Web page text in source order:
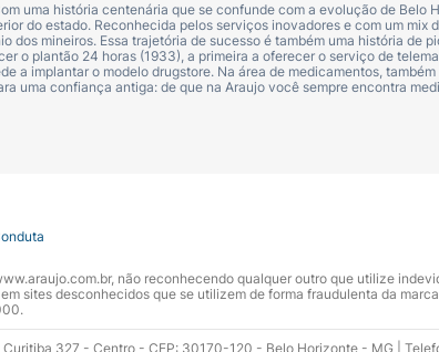
(óleo de canola e óleo de girassol),
da soja), citrato de potássio,
de cobre, nicotinamida, acetato de retinila,
de DL-alfa-tocoferila, cloridrato de cloreto
iodeto de potássio, cloreto de cromo (III),
NÃO CONTÉM GLÚTEN. ALÉRGICOS:
com necessidades específicas e deve ser
uma história centenária que se confunde com a evolução de Belo
do estado. Reconhecida pelos serviços inovadores e com um mix
mineiros. Essa trajetória de sucesso é também uma história de
o plantão 24 horas (1933), a primeira a oferecer o serviço de
a implantar o modelo drugstore. Na área de medicamentos,
uma confiança antiga: de que na Araujo você sempre encontra
não reconhecendo qualquer outro que utilize
sites desconhecidos que se utilizem de forma fraudulenta da
327 - Centro - CEP: 30170-120 - Belo Horizonte - MG |